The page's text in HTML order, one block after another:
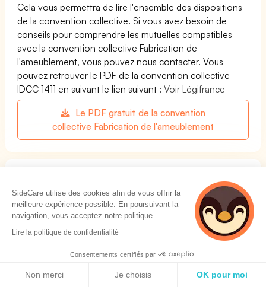
Cela vous permettra de lire l'ensemble des dispositions
de la convention collective. Si vous avez besoin de
conseils pour comprendre les mutuelles compatibles
avec la convention collective Fabrication de
l'ameublement, vous pouvez nous contacter. Vous
pouvez retrouver le PDF de la convention collective
IDCC 1411 en suivant le lien suivant :Voir Légifrance
Le PDF gratuit de la convention
collective Fabrication de l'ameublement
Les meilleures mutuelles pour la convention
collective Fabrication de l'ameublement
Respectez votre convention collective et trouvez la
meilleure mutuelle pour vos salariés au meilleur prix
Trouver ma mutuelle de Fabrication de l'ameublement
SideCare utilise des cookies afin de vous offrir la
meilleure expérience possible. En poursuivant la
navigation, vous acceptez notre politique.
Lire la politique de confidentialité
Consentements certifiés par
Non merci Je choisis OK pour moi